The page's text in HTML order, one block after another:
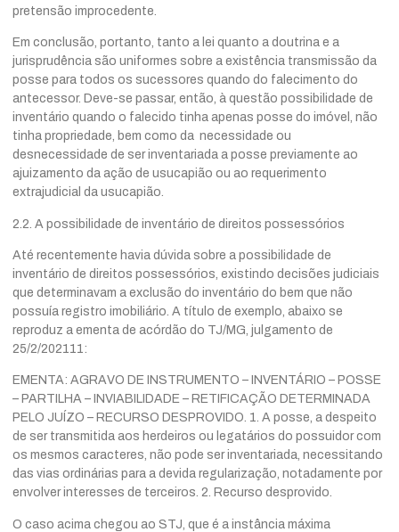
pretensão improcedente.
Em conclusão, portanto, tanto a lei quanto a doutrina e a
jurisprudência são uniformes sobre a existência transmissão da
posse para todos os sucessores quando do falecimento do
antecessor. Deve-se passar, então, à questão possibilidade de
inventário quando o falecido tinha apenas posse do imóvel, não
tinha propriedade, bem como da necessidade ou
desnecessidade de ser inventariada a posse previamente ao
ajuizamento da ação de usucapião ou ao requerimento
extrajudicial da usucapião.
2.2. A possibilidade de inventário de direitos possessórios
Até recentemente havia dúvida sobre a possibilidade de
inventário de direitos possessórios, existindo decisões judiciais
que determinavam a exclusão do inventário do bem que não
possuía registro imobiliário. A título de exemplo, abaixo se
reproduz a ementa de acórdão do TJ/MG, julgamento de
25/2/202111:
EMENTA: AGRAVO DE INSTRUMENTO – INVENTÁRIO – POSSE
– PARTILHA – INVIABILIDADE – RETIFICAÇÃO DETERMINADA
PELO JUÍZO – RECURSO DESPROVIDO. 1. A posse, a despeito
de ser transmitida aos herdeiros ou legatários do possuidor com
os mesmos caracteres, não pode ser inventariada, necessitando
das vias ordinárias para a devida regularização, notadamente por
envolver interesses de terceiros. 2. Recurso desprovido.
O caso acima chegou ao STJ, que é a instância máxima